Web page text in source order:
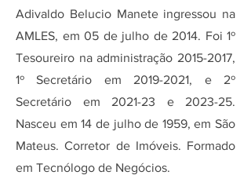
Adivaldo Belucio Manete ingressou na
AMLES, em 05 de julho de 2014. Foi 1º
Tesoureiro na administração 2015-2017,
1º Secretário em 2019-2021, e 2º
Secretário em 2021-23 e 2023-25.
Nasceu em 14 de julho de 1959, em São
Mateus. Corretor de Imóveis. Formado
em Tecnólogo de Negócios.